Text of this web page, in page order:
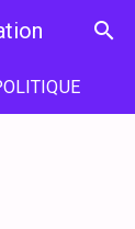
search